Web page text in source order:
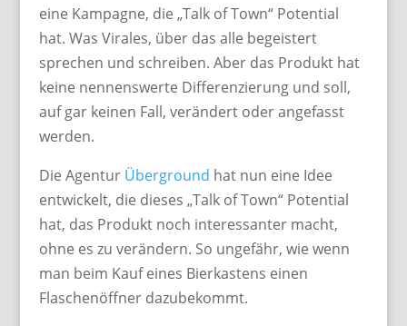
eine Kampagne, die „Talk of Town“ Potential
hat. Was Virales, über das alle begeistert
sprechen und schreiben. Aber das Produkt hat
keine nennenswerte Differenzierung und soll,
auf gar keinen Fall, verändert oder angefasst
werden.
Die Agentur Überground hat nun eine Idee
entwickelt, die dieses „Talk of Town“ Potential
hat, das Produkt noch interessanter macht,
ohne es zu verändern. So ungefähr, wie wenn
man beim Kauf eines Bierkastens einen
Flaschenöffner dazubekommt.